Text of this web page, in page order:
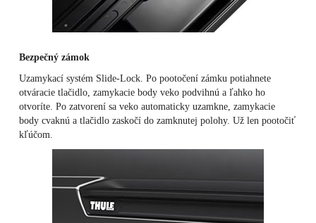
Bezpečný zámok
Uzamykací systém Slide-Lock. Po pootočení zámku potiahnete
otváracie tlačidlo, zamykacie body veko podvihnú a ľahko ho
otvoríte. Po zatvorení sa veko automaticky uzamkne, zamykacie
body cvaknú a tlačidlo zaskočí do zamknutej polohy. Už len pootočiť
kľúčom.